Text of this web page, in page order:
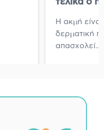
τελικά ο
Η ακμή
δερματική
απασχολεί...